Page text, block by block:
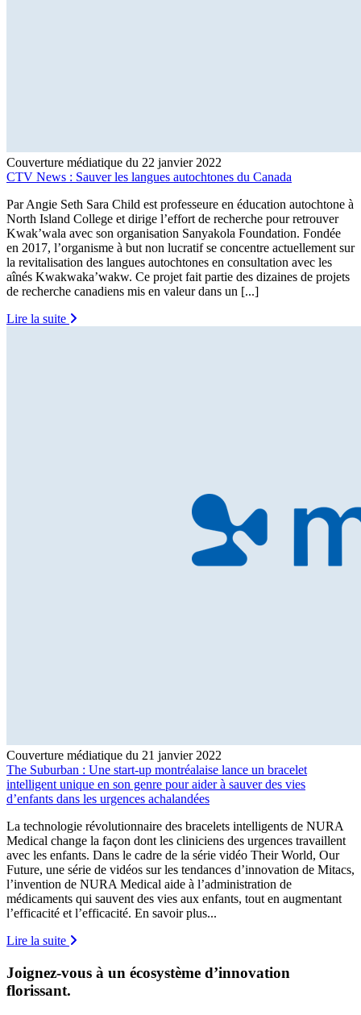
Couverture médiatique du 22 janvier 2022
CTV News : Sauver les langues autochtones du Canada
Par Angie Seth Sara Child est professeure en éducation autochtone à
North Island College et dirige l’effort de recherche pour retrouver
Kwak’wala avec son organisation Sanyakola Foundation. Fondée
en 2017, l’organisme à but non lucratif se concentre actuellement sur
la revitalisation des langues autochtones en consultation avec les
aînés Kwakwaka’wakw. Ce projet fait partie des dizaines de projets
de recherche canadiens mis en valeur dans un [...]
Lire la suite
Couverture médiatique du 21 janvier 2022
The Suburban : Une start-up montréalaise lance un bracelet
intelligent unique en son genre pour aider à sauver des vies
d’enfants dans les urgences achalandées
La technologie révolutionnaire des bracelets intelligents de NURA
Medical change la façon dont les cliniciens des urgences travaillent
avec les enfants. Dans le cadre de la série vidéo Their World, Our
Future, une série de vidéos sur les tendances d’innovation de Mitacs,
l’invention de NURA Medical aide à l’administration de
médicaments qui sauvent des vies aux enfants, tout en augmentant
l’efficacité et l’efficacité. En savoir plus...
Lire la suite
Joignez-vous à un écosystème d’innovation
florissant.